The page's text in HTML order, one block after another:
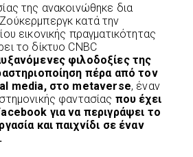
της ανακοινώθηκε δια
κατά την
εικονικής πραγματικότητας
το δίκτυο CNBC
φιλοδοξίες της
πέρα ​​από τον
media, στο metaverse, έναν
φαντασίας που έχει
για να περιγράψει το
και παιχνίδι σε έναν